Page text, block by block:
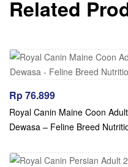
Related
Rp76.899
Royal Canin Maine Coon
Dewasa – Feline Breed